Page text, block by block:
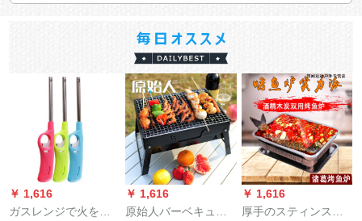
￥ 1,616
ガスレンジで火を切
￥ 1,616
原始人バーベキュー
￥ 1,616
厚手のスティンスチ